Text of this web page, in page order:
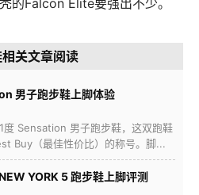
关文章阅读
男子跑步鞋上脚体验
度 Sensation 男子跑步鞋，这双跑鞋
Buy（最佳性价比）的称号。脚...
YORK 5 跑步鞋上脚评测